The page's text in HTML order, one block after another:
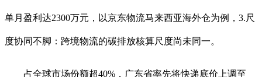
单月盈利达2300万元，以京东物流马来西亚海外仓为例，3.尺
度协同不脚：跨境物流的碳排放核算尺度尚未同一。
占全球市场份额超40%，广东省率先将快递底价上调至